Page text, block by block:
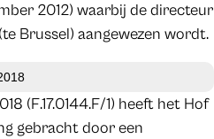
2012) waarbij de directeur
Brussel) aangewezen wordt.
(F.17.0144.F/1) heeft het Hof
gebracht door een